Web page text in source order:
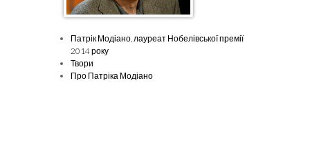
Патрік Модіано, лауреат Нобелівської премії
2014 року
Твори
Про Патріка Модіано